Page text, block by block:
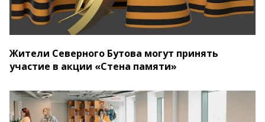
Жители Северного Бутова могут принять
участие в акции «Стена памяти»